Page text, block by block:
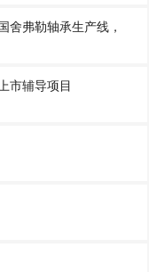
舍弗勒轴承生产线，
市辅导项目